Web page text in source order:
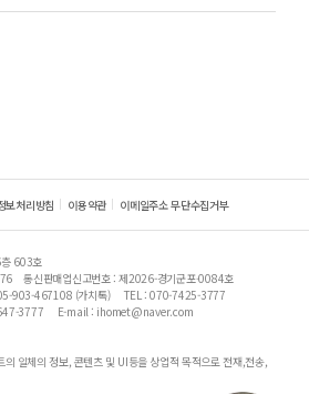
보처리방침 이용약관 이메일주소 무단수집거부
603호
통신판매업신고번호 : 제2026-경기군포-0084호
903-467108 (가치톡)
TEL : 070-7425-3777
3777 E-mail : ihomet@naver.com
일체의 정보, 콘텐츠 및 UI등을 상업적 목적으로 전재,전송,